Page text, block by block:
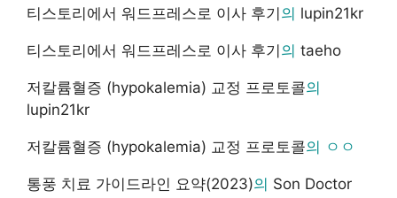
티스토리에서 워드프레스로 이사 후기의 lupin21kr
티스토리에서 워드프레스로 이사 후기의 taeho
저칼륨혈증 (hypokalemia) 교정 프로토콜의
lupin21kr
저칼륨혈증 (hypokalemia) 교정 프로토콜의 ㅇㅇ
통풍 치료 가이드라인 요약(2023)의 Son Doctor